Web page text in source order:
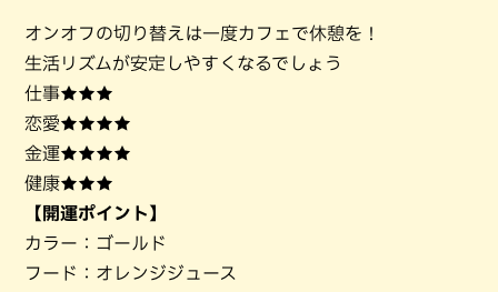
オンオフの切り替えは一度カフェで休憩を！
生活リズムが安定しやすくなるでしょう
仕事★★★
恋愛★★★★
金運★★★★
健康★★★
【開運ポイント】
カラー：ゴールド
フード：オレンジジュース